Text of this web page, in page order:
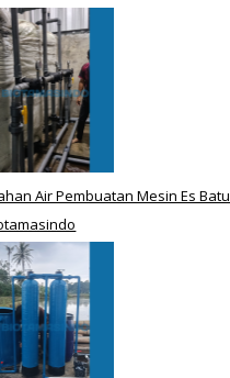
Air Pembuatan Mesin Es Batu